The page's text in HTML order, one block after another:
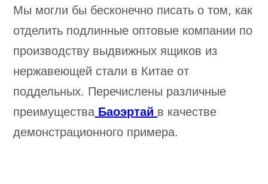
Мы могли бы бесконечно писать о том, как
отделить подлинные оптовые компании по
производству выдвижных ящиков из
нержавеющей стали в Китае от
поддельных. Перечислены различные
преимущества Баоэртай в качестве
демонстрационного примера.